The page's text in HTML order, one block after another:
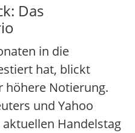
Das
in die
hat, blickt
höhere Notierung.
und Yahoo
Handelstag